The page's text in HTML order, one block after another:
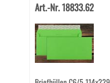
Art.-Nr. 18833.62